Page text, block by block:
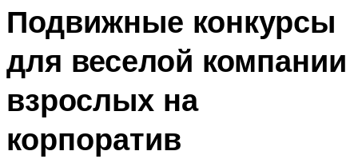
Подвижные конкурсы
для веселой компании
взрослых на
корпоратив